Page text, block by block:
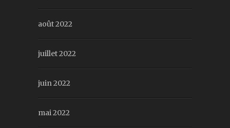
août 2022
juillet 2022
juin 2022
mai 2022